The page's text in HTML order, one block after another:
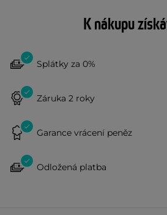
K nákupu
Splátky za 0%
Záruka 2 roky
Garance vrácení peněz
Odložená platba